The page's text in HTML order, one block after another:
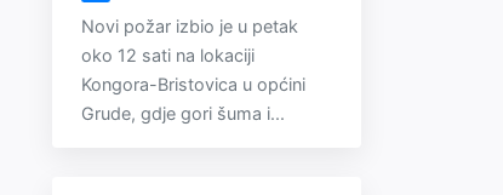
Novi požar izbio je u petak
oko 12 sati na lokaciji
Kongora-Bristovica u općini
Grude, gdje gori šuma i...